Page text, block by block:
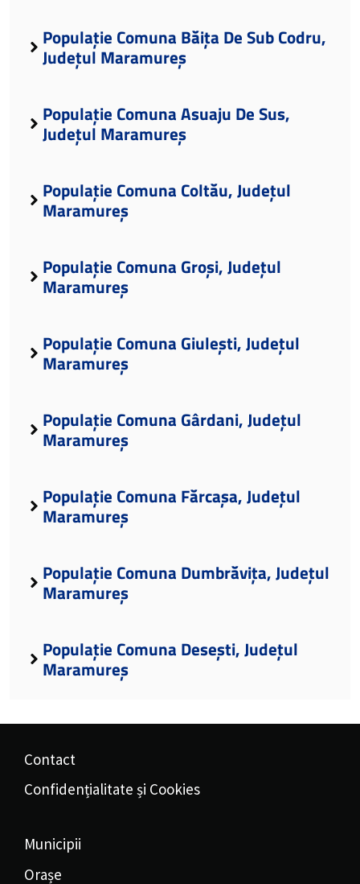
Populație Comuna Băița De Sub Codru,
Județul Maramureș
Populație Comuna Asuaju De Sus,
Județul Maramureș
Populație Comuna Coltău, Județul
Maramureș
Populație Comuna Groși, Județul
Maramureș
Populație Comuna Giulești, Județul
Maramureș
Populație Comuna Gârdani, Județul
Maramureș
Populație Comuna Fărcașa, Județul
Maramureș
Populație Comuna Dumbrăvița, Județul
Maramureș
Populație Comuna Desești, Județul
Maramureș
Contact
Confidențialitate și Cookies
Municipii
Orașe